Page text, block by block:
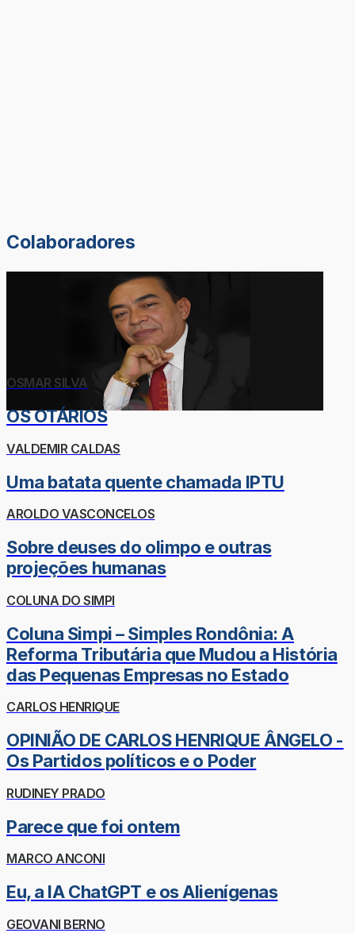
Colaboradores
OSMAR SILVA
OS OTÁRIOS
VALDEMIR CALDAS
Uma batata quente chamada IPTU
AROLDO VASCONCELOS
Sobre deuses do olimpo e outras
projeções humanas
COLUNA DO SIMPI
Coluna Simpi – Simples Rondônia: A
Reforma Tributária que Mudou a História
das Pequenas Empresas no Estado
CARLOS HENRIQUE
OPINIÃO DE CARLOS HENRIQUE ÂNGELO -
Os Partidos políticos e o Poder
RUDINEY PRADO
Parece que foi ontem
MARCO ANCONI
Eu, a IA ChatGPT e os Alienígenas
GEOVANI BERNO